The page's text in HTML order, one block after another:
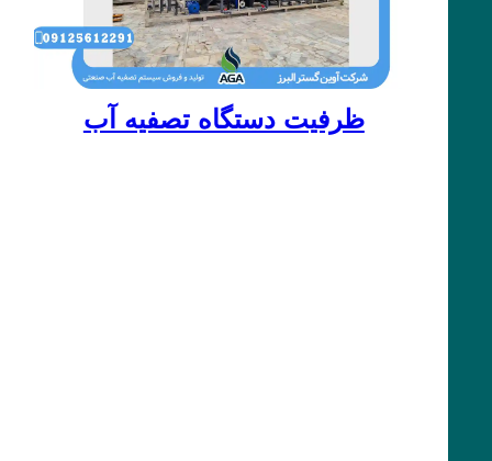
ظرفیت دستگاه تصفیه آب